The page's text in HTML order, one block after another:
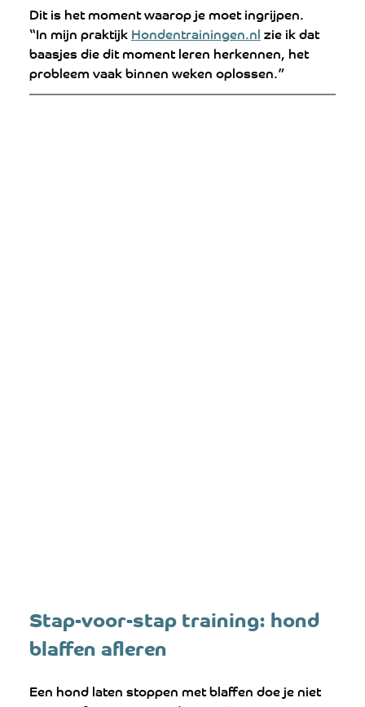
Dit is het moment waarop je moet ingrijpen.
“In mijn praktijk Hondentrainingen.nl zie ik dat
baasjes die dit moment leren herkennen, het
probleem vaak binnen weken oplossen.”
Stap-voor-stap training: hond
blaffen afleren
Een hond laten stoppen met blaffen doe je niet